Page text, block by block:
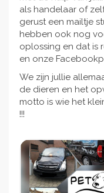
als handelaar of
gerust een mailtje
hebben ook nog
oplossing en dat is
en onze
We zijn jullie
de dieren en het
motto is wie het
!!!